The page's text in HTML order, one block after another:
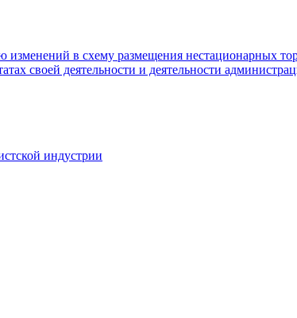
в схему размещения нестационарных
своей деятельности и деятельности
индустрии